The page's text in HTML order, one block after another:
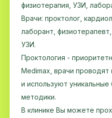
физиотерапия, УЗИ,
Врачи: проктолог,
лаборант,
УЗИ.
Проктология -
Medimax, врачи
и используют
методики.
В клинике Вы можете